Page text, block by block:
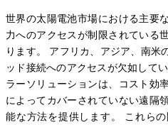
世界の太陽電池市場における主要
力へのアクセスが制限されている
ります。 アフリカ、アジア、南米
ッド接続へのアクセスが欠如して
ラーソリューションは、コスト効
によってカバーされていない遠隔
能な方法を提供します。 これら